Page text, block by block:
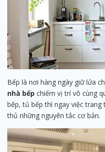
Bếp là nơi hàng ngày giữ lửa
nhà bếp chiếm vị trí vô cùng
bếp, tủ bếp thì ngay việc trang
thủ những nguyên tắc cơ bản.